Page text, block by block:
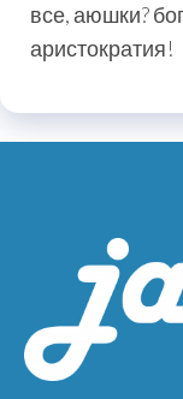
все, аюшки?
аристократия!